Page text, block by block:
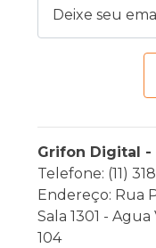
Grifon Digital -
Telefone: (11)
Endereço: Rua
Sala 1301 -
104